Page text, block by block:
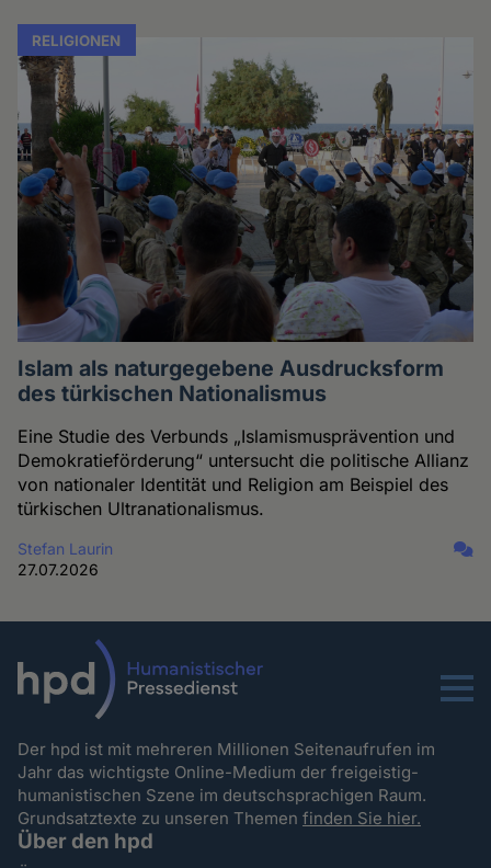
RELIGIONEN
Islam als naturgegebene Ausdrucksform
des türkischen Nationalismus
Eine Studie des Verbunds „Islamismusprävention und
Demokratieförderung“ untersucht die politische Allianz
von nationaler Identität und Religion am Beispiel des
türkischen Ultranationalismus.
Stefan Laurin
27.07.2026
Menu
Der hpd ist mit mehreren Millionen Seitenaufrufen im
Jahr das wichtigste Online-Medium der freigeistig-
humanistischen Szene im deutschsprachigen Raum.
Grundsatztexte zu unseren Themenfinden Sie hier.
Über den hpd